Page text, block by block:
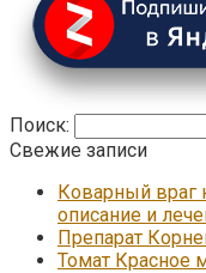
Поиск:
Свежие записи
Коварный враг
описание и
Препарат
Томат Красное